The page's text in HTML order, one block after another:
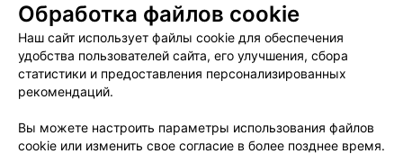
Пользовательское соглашение
Способы оплаты
Вакансии
Партнеры
Написать руководителю 103.by
Обработка персональных данных
Обработка файлов cookie
Наш сайт использует файлы cookie для обеспечения
удобства пользователей сайта, его улучшения, сбора
статистики и предоставления персонализированных
рекомендаций.
Вы можете настроить параметры использования файлов
cookie или изменить свое согласие в более позднее время.